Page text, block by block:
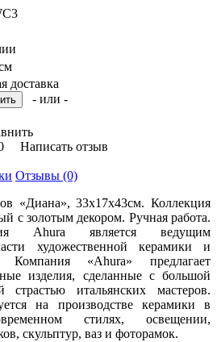
доставка
- или -
Написать отзыв
Отзывы (0)
«Диана», 33х17х43см. Коллекция
с золотым декором. Ручная работа.
Ahura является ведущим
художественной керамики и
Компания «Ahura» предлагает
изделия, сделанные с большой
итальянских мастеров.
на производстве керамики в
стилях, освещении,
скульптур, ваз и фоторамок.